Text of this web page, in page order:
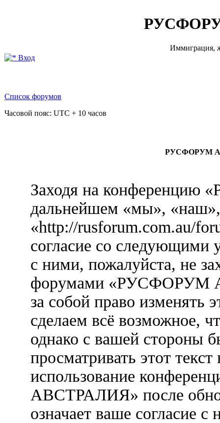
Иммиграция,
Вход
Список форумов
Часовой пояс: UTC + 10 часов
РУСФОРУМ
Заходя на
дальнейшем «мы»,
«http://rusforum.com.au/
согласие со следующими
с ними, пожалуйста, не
форумами «РУСФОРУМ
за собой право изменять
сделаем всё возможное,
однако с вашей стороны
просматривать этот
использование
АВСТРАЛИЯ» после
означает ваше согласие с